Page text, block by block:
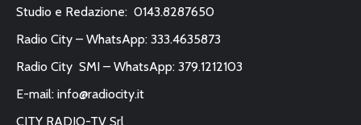
Studio e Redazione: 0143.8287650
Radio City – WhatsApp: 333.4635873
Radio City SMI – WhatsApp: 379.1212103
E-mail: info@radiocity.it
CITY RADIO-TV Srl